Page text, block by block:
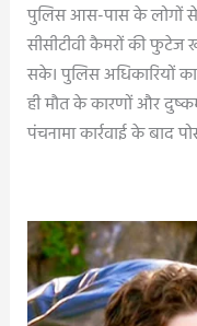
पुलिस आस-पास के लोगों से
सीसीटीवी कैमरों की फुटेज
सके। पुलिस अधिकारियों का
ही मौत के कारणों और
पंचनामा कार्रवाई के बाद